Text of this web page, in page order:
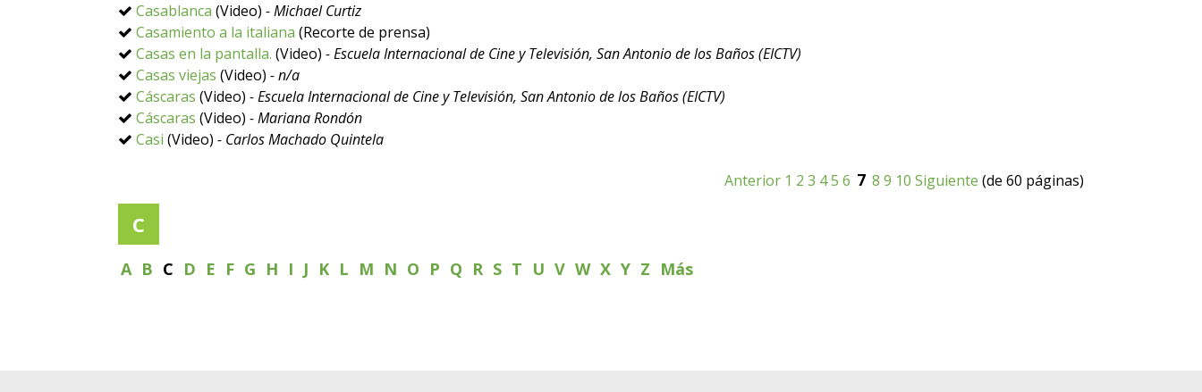
Casablanca (Video) - Michael Curtiz
Casamiento a la italiana (Recorte de prensa)
Casas en la pantalla. (Video) - Escuela Internacional de Cine y Televisión, San Antonio de los Baños (EICTV)
Casas viejas (Video) - n/a
Cáscaras (Video) - Escuela Internacional de Cine y Televisión, San Antonio de los Baños (EICTV)
Cáscaras (Video) - Mariana Rondón
Casi (Video) - Carlos Machado Quintela
Anterior 1 2 3 45 6 7 8 9 10 Siguiente (de 60 páginas)
C
A B C D E F G H I J K L M N O P Q R S T U V W X Y Z Más